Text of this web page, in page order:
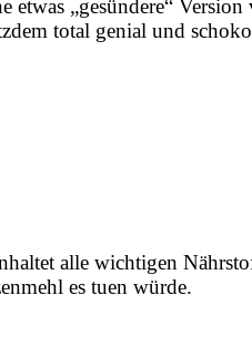
etwas „gesündere“ Version
total genial und
alle wichtigen
es tuen würde.